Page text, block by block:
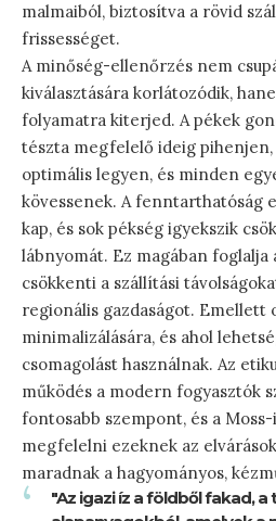
malmaiból, biztosítva a rövid
frissességet.
A minőség-ellenőrzés nem
kiválasztására korlátozódik,
folyamatra kiterjed. A pékek
tészta megfelelő ideig
optimális legyen, és minden
kövessenek. A fenntarthatóság
kap, és sok pékség igyekszik
lábnyomát. Ez magában foglalja
csökkenti a szállítási
regionális gazdaságot. Emellett
minimalizálására, és ahol
csomagolást használnak. Az
működés a modern fogyasztók
fontosabb szempont, és a
megfelelni ezeknek az
maradnak a hagyományos,
"Az igazi íz a földből fakad, a